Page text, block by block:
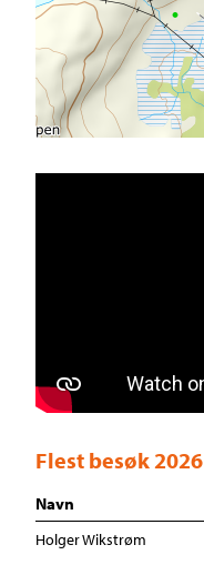
Flest besøk 2026
Navn
Holger Wikstrøm